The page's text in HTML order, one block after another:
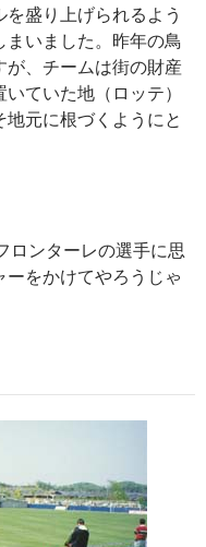
盛り上げられるよう
いました。昨年の鳥
、チームは街の財産
ていた地（ロッテ）
元に根づくようにと
ロンターレの選手に思
をかけてやろうじゃ